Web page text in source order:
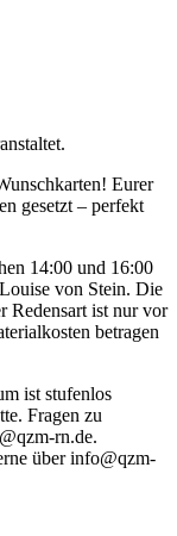
Eurer
gesetzt – perfekt
14:00 und 16:00
von Stein. Die
Redensart ist nur vor
betragen
ist stufenlos
Fragen zu
rn.de.
über info@qzm-